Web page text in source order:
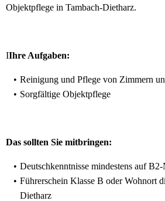
Objektpflege in Tambach-Dietharz.
IIhre Aufgaben:
Reinigung und Pflege von Zimmern
Sorgfältige Objektpflege
Das sollten Sie mitbringen:
Deutschkenntnisse mindestens auf
Führerschein Klasse B oder Wohnort
Dietharz